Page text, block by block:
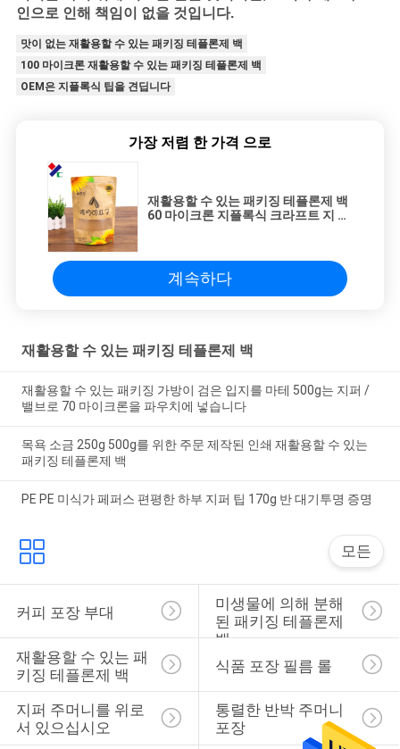
인으로 인해 책임이 없을 것입니다.
맛이 없는 재활용할 수 있는 패키징 테플론제 백
100 마이크론 재활용할 수 있는 패키징 테플론제 백
OEM은 지플록식 팁을 견딥니다
가장 저렴 한 가격 으로
재활용할 수 있는 패키징 테플론제 백
60 마이크론 지플록식 크라프트 지 팁
계속하다
재활용할 수 있는 패키징 테플론제 백
재활용할 수 있는 패키징 가방이 검은 입지를 마테 500g는 지퍼 /
밸브로 70 마이크론을 파우치에 넣습니다
목욕 소금 250g 500g를 위한 주문 제작된 인쇄 재활용할 수 있는
패키징 테플론제 백
PE PE 미식가 페퍼스 편평한 하부 지퍼 팁 170g 반 대기투명 증명
모든
커피 포장 부대
미생물에 의해 분해
된 패키징 테플론제
백
재활용할 수 있는 패
키징 테플론제 백
식품 포장 필름 롤
지퍼 주머니를 위로
서 있으십시오
통렬한 반박 주머니
포장